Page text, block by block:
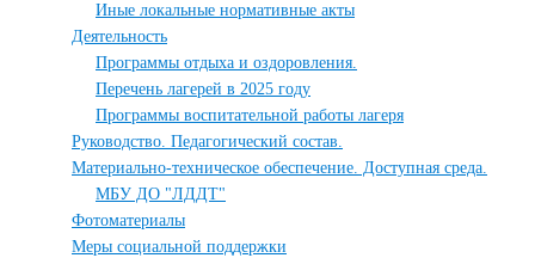
Иные локальные нормативные акты
Деятельность
Программы отдыха и оздоровления.
Перечень лагерей в 2025 году
Программы воспитательной работы лагеря
Руководство. Педагогический состав.
Материально-техническое обеспечение. Доступная среда.
МБУ ДО "ЛДДТ"
Фотоматериалы
Меры социальной поддержки